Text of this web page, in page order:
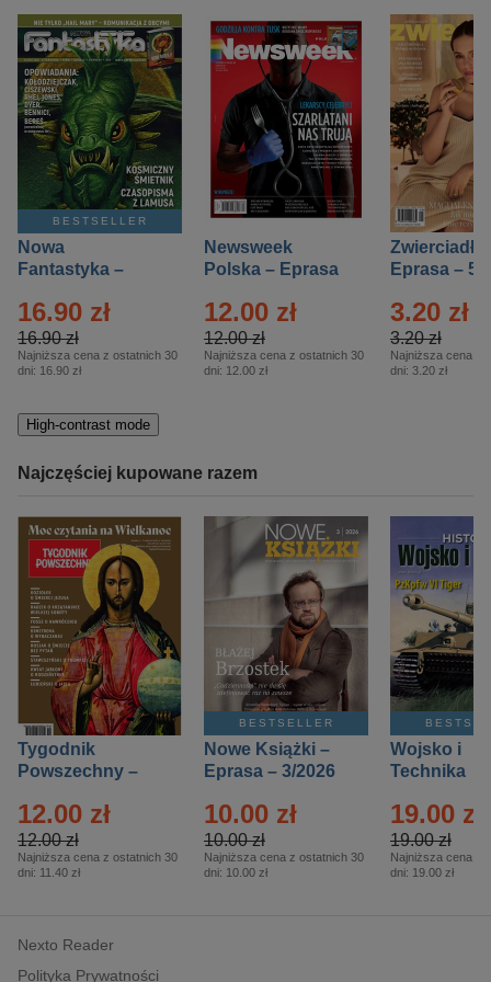
BESTSELLER
Nowa
Fantastyka –
16.90 zł
16.90 zł
Najniższa cena z ostatnich 30
dni: 16.90 zł
Newsweek
Polska – Eprasa
12.00 zł
12.00 zł
Najniższa cena z ostatnich 30
dni: 12.00 zł
Zwierciadło
Eprasa – 5/
3.20 zł
3.20 zł
Najniższa cena z
dni: 3.20 zł
High-contrast mode
Najczęściej kupowane razem
Tygodnik
Powszechny –
12.00 zł
12.00 zł
Najniższa cena z ostatnich 30
dni: 11.40 zł
BESTSELLER
Nowe Książki –
Eprasa – 3/2026
10.00 zł
10.00 zł
Najniższa cena z ostatnich 30
dni: 10.00 zł
Wojsko i
Technika
– 2/2026
19.00 zł
19.00 zł
Najniższa cena z
dni: 19.00 zł
Nexto Reader
Polityka Prywatności